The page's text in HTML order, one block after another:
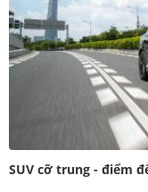
SUV cỡ trung - điểm